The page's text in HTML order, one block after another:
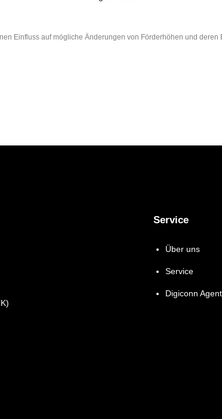
Einfluss auf mögliche Änderungen von Förderhöhen und
Service
Über uns
Service
Digiconn